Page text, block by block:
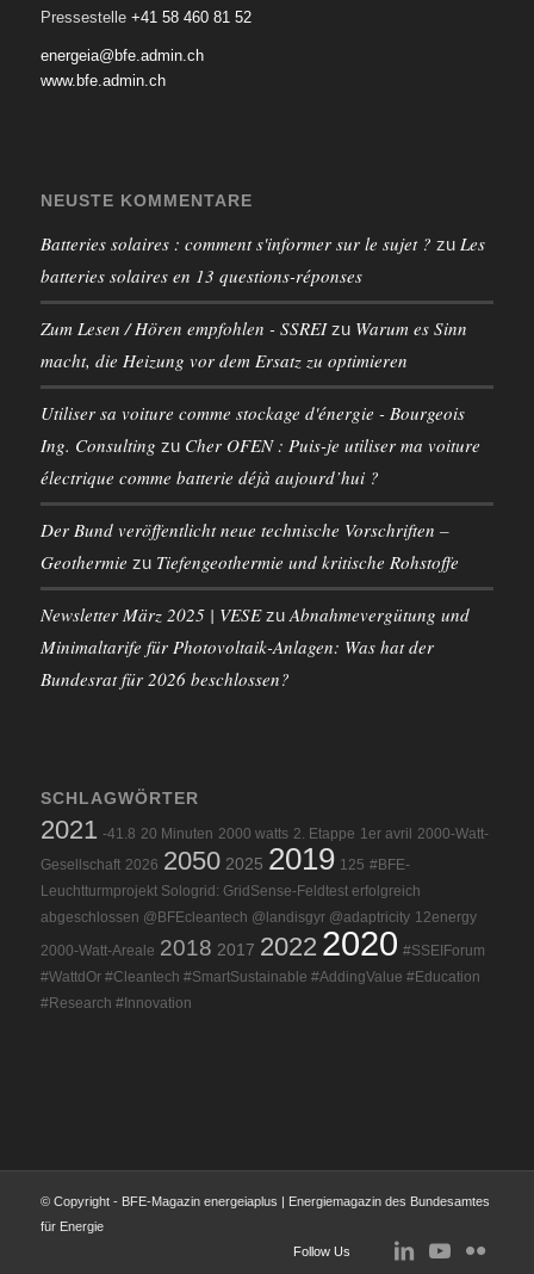
Pressestelle +41 58 460 81 52
energeia@bfe.admin.ch
www.bfe.admin.ch
NEUSTE KOMMENTARE
Batteries solaires : comment s'informer sur le sujet ? zu Les
batteries solaires en 13 questions-réponses
Zum Lesen / Hören empfohlen - SSREIzu Warum es Sinn
macht, die Heizung vor dem Ersatz zu optimieren
Utiliser sa voiture comme stockage d'énergie - Bourgeois
Ing. Consulting zu Cher OFEN : Puis-je utiliser ma voiture
électrique comme batterie déjà aujourd’hui ?
Der Bund veröffentlicht neue technische Vorschriften –
Geothermie zu Tiefengeothermie und kritische Rohstoffe
Newsletter März 2025 | VESEzu Abnahmevergütung und
Minimaltarife für Photovoltaik-Anlagen: Was hat der
Bundesrat für 2026 beschlossen?
SCHLAGWÖRTER
2021 -41.8 20 Minuten 2000 watts 2. Etappe 1er avril 2000-Watt-
Gesellschaft 2026 2050 2025 2019 125 #BFE-
Leuchtturmprojekt Sologrid: GridSense-Feldtest erfolgreich
abgeschlossen @BFEcleantech @landisgyr @adaptricity 12energy
2000-Watt-Areale 2018 2017 2022 2020 #SSEIForum
#WattdOr #Cleantech #SmartSustainable #AddingValue #Education
#Research #Innovation
© Copyright - BFE-Magazin energeiaplus | Energiemagazin des Bundesamtes
für Energie
Follow Us